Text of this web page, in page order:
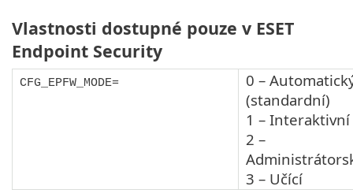
Vlastnosti dostupné pouze v ESET
Endpoint Security
CFG_EPFW_MODE=
0 –
(standardní)
1 – Interaktivní
2 –
3 – Učící